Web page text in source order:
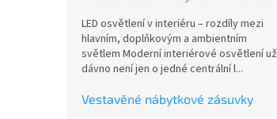
LED osvětlení v interiéru – rozdíly mezi
hlavním, doplňkovým a ambientním
světlem Moderní interiérové osvětlení už
dávno není jen o jedné centrální l...
Vestavěné nábytkové zásuvky